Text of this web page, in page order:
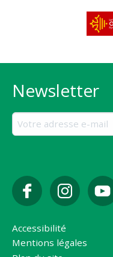
Newsletter
Accessibilité
Mentions légales